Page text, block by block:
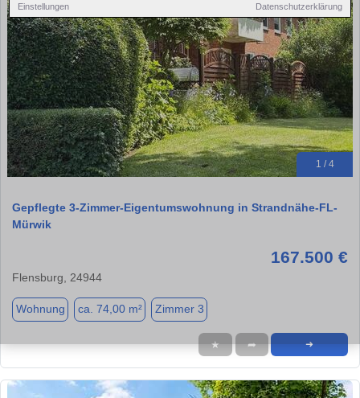
Einstellungen Datenschutzerklärung
1 / 4
Gepflegte 3-Zimmer-Eigentumswohnung in Strandnähe-FL-
Mürwik
167.500 €
Flensburg, 24944
Wohnung ca. 74,00 m² Zimmer 3
★ ➦ ➜